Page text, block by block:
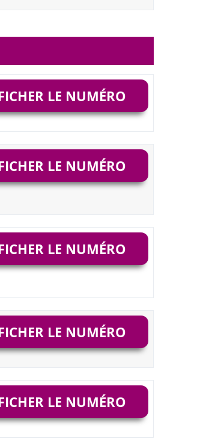
LE NUMÉRO
LE NUMÉRO
LE NUMÉRO
LE NUMÉRO
LE NUMÉRO